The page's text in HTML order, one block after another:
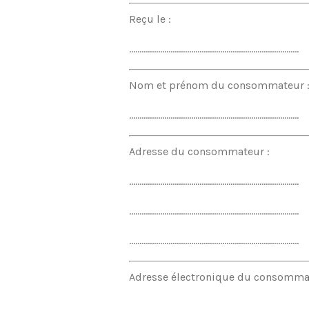
Reçu le :
..................................................................................
Nom et prénom du consommateur :
..................................................................................
Adresse du consommateur :
..................................................................................
..................................................................................
..................................................................................
Adresse électronique du